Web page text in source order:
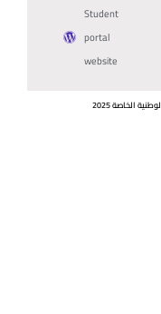
Student
portal
website
الخاصة 2025